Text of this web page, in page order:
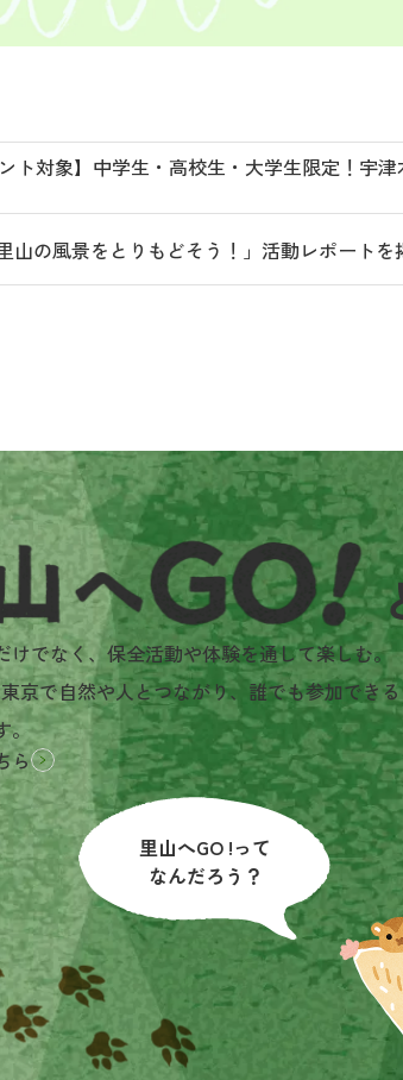
ト対象】中学生・高校生・大学生限定！宇
山の風景をとりもどそう！」活動レポートを
とは？
けでなく、保全活動や体験を通して楽しむ。
京で自然や人とつながり、誰でも参加でき
。
ら
里山へGO !って
なんだろう？